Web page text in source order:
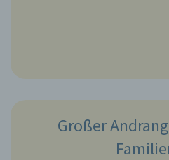
Großer